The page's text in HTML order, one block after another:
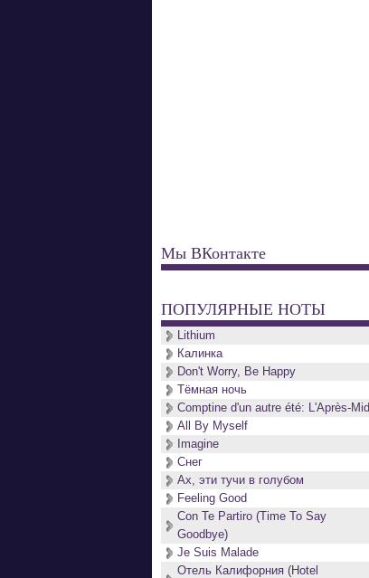
Мы ВКонтакте
ПОПУЛЯРНЫЕ НОТЫ
Lithium
Калинка
Don't Worry, Be Happy
Тёмная ночь
Comptine d'un autre été: L'Après-
All By Myself
Imagine
Снег
Ах, эти тучи в голубом
Feeling Good
Con Te Partiro (Time To Say
Goodbye)
Je Suis Malade
Отель Калифорния (Hotel